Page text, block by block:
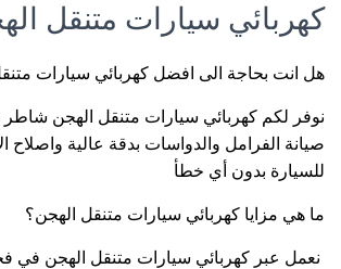
كهربائي سيارات متنقل
هل انت بحاجة الى افضل كهربائي سيارات
نوفر لكم كهربائي سيارات متنقل الهجن
صيانة الفرامل والدواسات بدقة عالية واصلاح
للسيارة بدون أي خطأ
ما هي مزايا كهربائي سيارات متنقل الهجن؟
نعمل عبر كهربائي سيارات متنقل الهجن في